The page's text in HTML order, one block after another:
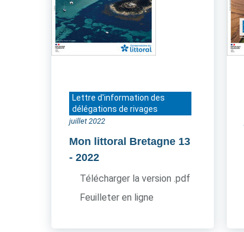
Lettre d'information des
délégations de rivages
juillet 2022
Mon littoral Bretagne 13
- 2022
Télécharger la version .pdf
Feuilleter en ligne